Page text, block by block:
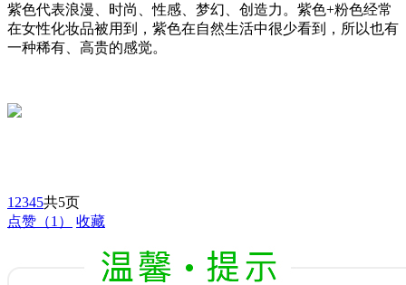
紫色代表浪漫、时尚、性感、梦幻、创造力。紫色+粉色经常
在女性化妆品被用到，紫色在自然生活中很少看到，所以也有
一种稀有、高贵的感觉。
1 2345共5页
点赞 （1） 收藏